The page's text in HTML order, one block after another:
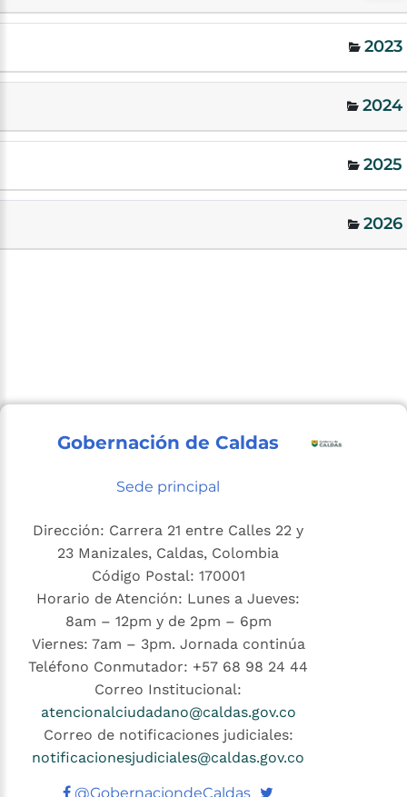
2023
2024
2025
2026
Gobernación de Caldas
Sede principal
Dirección: Carrera 21 entre Calles 22 y
23 Manizales, Caldas, Colombia
Código Postal: 170001
Horario de Atención: Lunes a Jueves:
8am – 12pm y de 2pm – 6pm
Viernes: 7am – 3pm. Jornada continúa
Teléfono Conmutador: +57 68 98 24 44
Correo Institucional:
atencionalciudadano@caldas.gov.co
Correo de notificaciones judiciales:
notificacionesjudiciales@caldas.gov.co
@GobernaciondeCaldas Twitter